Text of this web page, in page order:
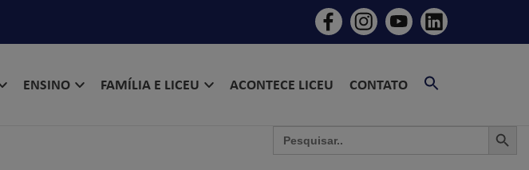
ENSINO FAMÍLIA E LICEU ACONTECE LICEU CONTATO
Search
for: